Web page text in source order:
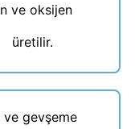
ve oksijen
üretilir.
ve gevşeme